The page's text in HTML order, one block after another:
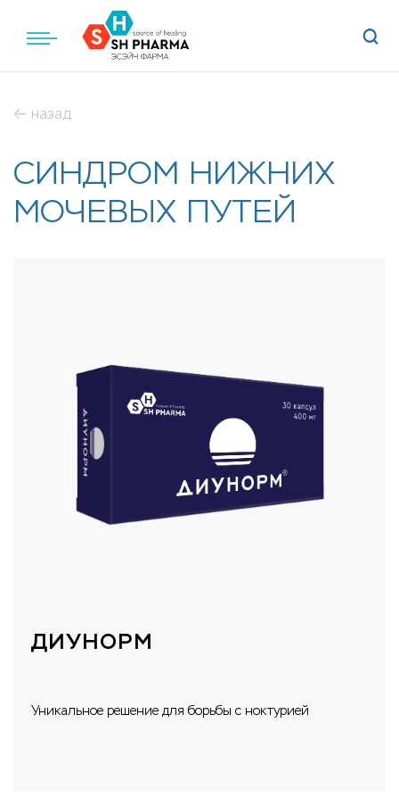
назад
СИНДРОМ НИЖНИХ
МОЧЕВЫХ ПУТЕЙ
ДИУНОРМ
Уникальное решение для борьбы с ноктурией